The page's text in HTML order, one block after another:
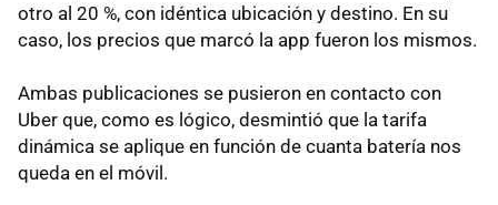
otro al 20 %, con idéntica ubicación y destino. En su
caso, los precios que marcó la app fueron los mismos.
Ambas publicaciones se pusieron en contacto con
Uber que, como es lógico, desmintió que la tarifa
dinámica se aplique en función de cuanta batería nos
queda en el móvil.